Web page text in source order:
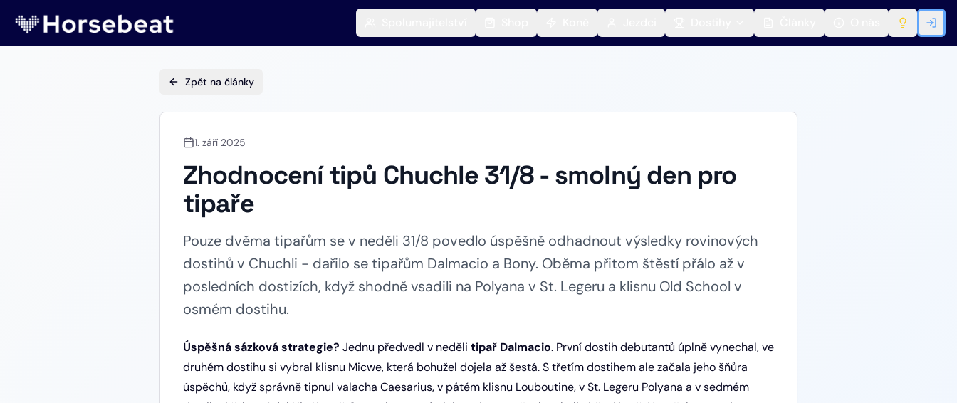
Zpět na články
1. září 2025
Zhodnocení tipů Chuchle 31/8 - smolný den pro
tipaře
Pouze dvěma tipařům se v neděli 31/8 povedlo úspěšně odhadnout výsledky rovinových
dostihů v Chuchli - dařilo se tipařům Dalmacio a Bony. Oběma přitom štěstí přálo až v
posledních dostizích, když shodně vsadili na Polyana v St. Legeru a klisnu Old School v
osmém dostihu.
Úspěšná sázková strategie? Jednu předvedl v neděli tipař Dalmacio. První dostih debutantů úplně vynechal, ve
druhém dostihu si vybral klisnu Micwe, která bohužel dojela až šestá. S třetím dostihem ale začala jeho šňůra
úspěchů, když správně tipnul valacha Caesarius, v pátém klisnu Louboutine, v St. Legeru Polyana a v sedmém